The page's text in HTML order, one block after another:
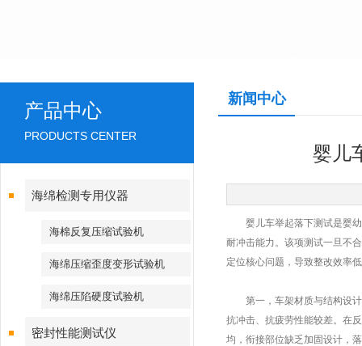
产品中心
PRODUCTS CENTER
海绵检测专用仪器
海棉反复压缩试验机
海绵压缩歪度变形试验机
海绵压陷硬度试验机
密封性能测试仪
新闻中心
婴儿
婴儿车举起落下测试是婴幼
耐冲击能力。该项测试一旦不
定位核心问题，导致整改效率
第一，车架材质与结构设计
抗冲击、抗疲劳性能较差。在
均，衔接部位缺乏加固设计，